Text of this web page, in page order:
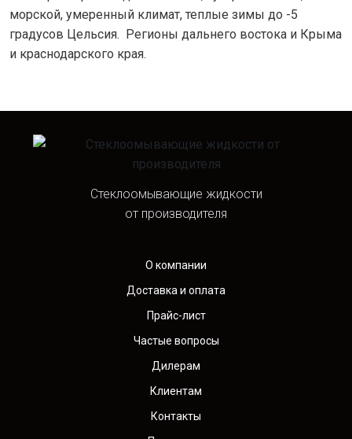
морской, умеренный климат, теплые зимы до -5
градусов Цельсия. Регионы дальнего востока и Крыма
и краснодарского края.
Стеклоомывающие жидкости
от производителя
О компании
Доставка и оплата
Прайс-лист
Частые вопросы
Дилерам
Клиентам
Контакты